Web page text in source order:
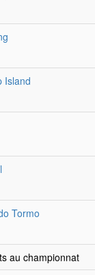
Island
Tormo
au championnat